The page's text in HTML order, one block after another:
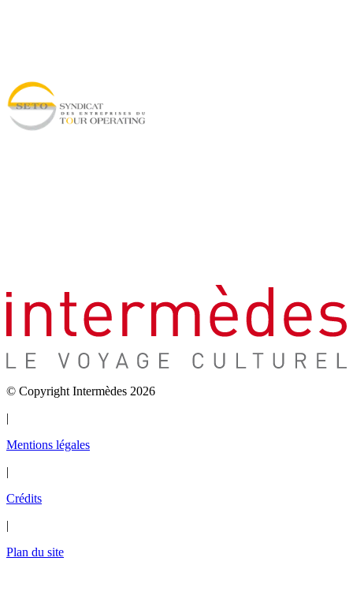
© Copyright Intermèdes 2026
|
Mentions légales
|
Crédits
|
Plan du site